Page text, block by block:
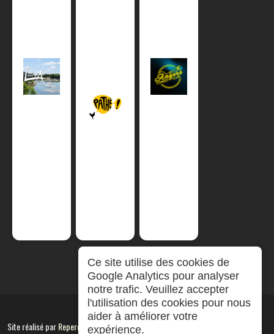
Site réalisé parRepereCom
Ce site utilise des cookies de
Google Analytics pour analyser
notre trafic. Veuillez accepter
l'utilisation des cookies pour nous
aider à améliorer votre
expérience.